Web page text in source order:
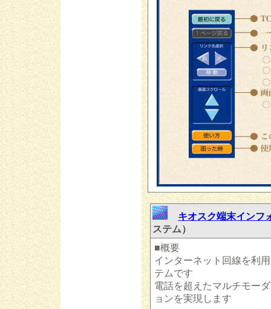
キオスク端末インフ
ステム）
■概要
インターネット回線を利
テムです
電話を超えたマルチモー
ョンを実現します